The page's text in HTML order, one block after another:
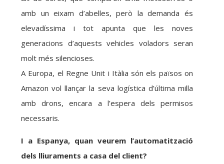
amb un eixam d’abelles, però la demanda és
elevadíssima i tot apunta que les noves
generacions d’aquests vehicles voladors seran
molt més silencioses.
A Europa, el Regne Unit i Itàlia són els països on
Amazon vol llançar la seva logística d’última milla
amb drons, encara a l’espera dels permisos
necessaris.
I a Espanya, quan veurem l’automatització
dels lliuraments a casa del client?